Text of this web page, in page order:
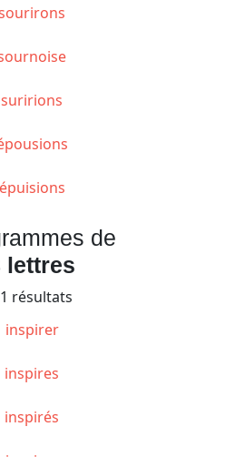
suririons
épuisions
de
lettres
résultats
inspirer
inspires
inspirés